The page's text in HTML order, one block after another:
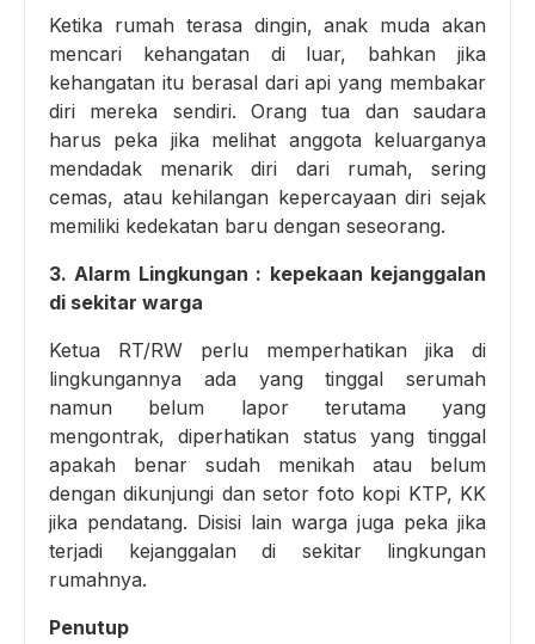
Ketika rumah terasa dingin, anak muda akan
mencari kehangatan di luar, bahkan jika
kehangatan itu berasal dari api yang membakar
diri mereka sendiri. Orang tua dan saudara
harus peka jika melihat anggota keluarganya
mendadak menarik diri dari rumah, sering
cemas, atau kehilangan kepercayaan diri sejak
memiliki kedekatan baru dengan seseorang.
3. Alarm Lingkungan : kepekaan kejanggalan
di sekitar warga
Ketua RT/RW perlu memperhatikan jika di
lingkungannya ada yang tinggal serumah
namun belum lapor terutama yang
mengontrak, diperhatikan status yang tinggal
apakah benar sudah menikah atau belum
dengan dikunjungi dan setor foto kopi KTP, KK
jika pendatang. Disisi lain warga juga peka jika
terjadi kejanggalan di sekitar lingkungan
rumahnya.
Penutup